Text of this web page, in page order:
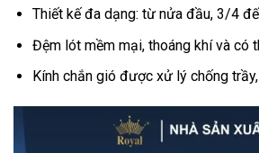
Thiết kế đa dạng: từ nửa đầu, 3/4
Đệm lót mềm mại, thoáng khí và có
Kính chắn gió được xử lý chống trầy,